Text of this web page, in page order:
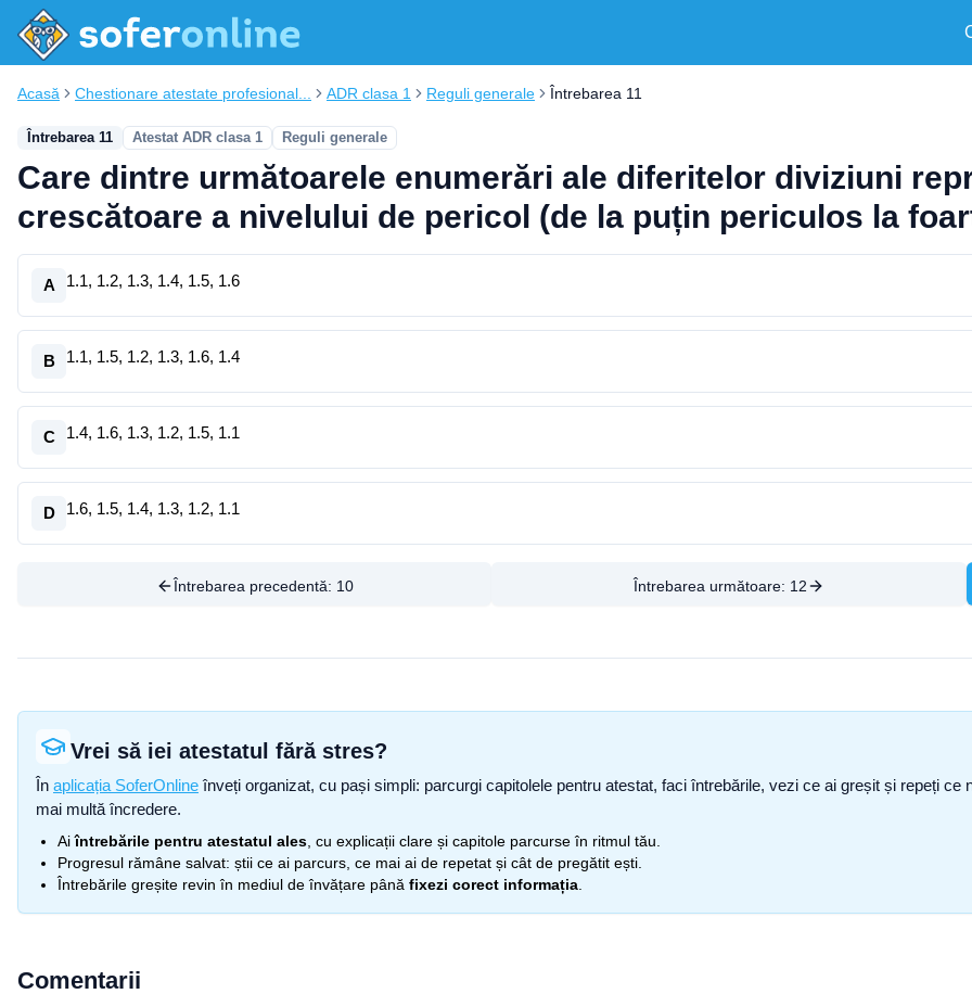
Acasă Chestionare atestate profesional... ADR clasa 1 Reguli generale Întrebarea 11
Întrebarea 11 Atestat ADR clasa 1 Reguli generale
Care dintre următoarele enumerări ale diferitelor diviziuni
crescătoare a nivelului de pericol (de la puțin periculos la
A 1.1, 1.2, 1.3, 1.4, 1.5, 1.6
B 1.1, 1.5, 1.2, 1.3, 1.6, 1.4
C 1.4, 1.6, 1.3, 1.2, 1.5, 1.1
D 1.6, 1.5, 1.4, 1.3, 1.2, 1.1
Întrebarea precedentă: 10 Întrebarea următoare: 12
Vrei să iei atestatul fără stres?
În aplicația SoferOnline înveți organizat, cu pași simpli: parcurgi capitolele pentru atestat, faci întrebările, vezi ce ai greșit și repeți
mai multă încredere.
Aiîntrebările pentru atestatul ales , cu explicații clare și capitole parcurse în ritmul tău.
Progresul rămâne salvat: știi ce ai parcurs, ce mai ai de repetat și cât de pregătit ești.
Întrebările greșite revin în mediul de învățare până fixezi corect informația
Comentarii